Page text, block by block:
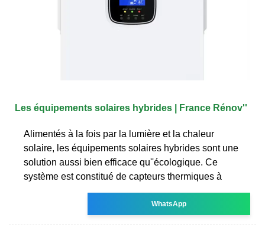
Les équipements solaires hybrides | France Rénov''
Alimentés à la fois par la lumière et la chaleur
solaire, les équipements solaires hybrides sont une
solution aussi bien efficace qu''écologique. Ce
système est constitué de capteurs thermiques à
WhatsApp